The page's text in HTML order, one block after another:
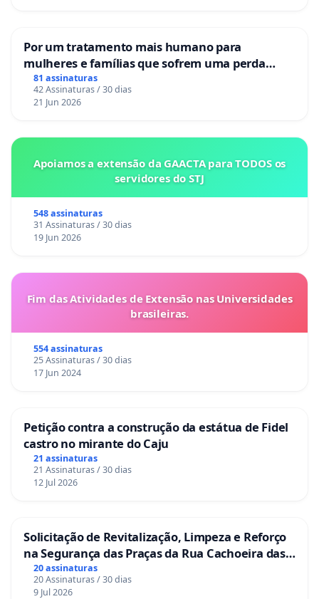
Por um tratamento mais humano para
mulheres e famílias que sofrem uma perda
gestacional nos hospitais portugueses
81 assinaturas
42 Assinaturas / 30 dias
21 Jun 2026
Apoiamos a extensão da GAACTA para TODOS os
servidores do STJ
548 assinaturas
31 Assinaturas / 30 dias
19 Jun 2026
Fim das Atividades de Extensão nas Universidades
brasileiras.
554 assinaturas
25 Assinaturas / 30 dias
17 Jun 2024
Petição contra a construção da estátua de Fidel
castro no mirante do Caju
21 assinaturas
21 Assinaturas / 30 dias
12 Jul 2026
Solicitação de Revitalização, Limpeza e Reforço
na Segurança das Praças da Rua Cachoeira das
Sete Ilhas
20 assinaturas
20 Assinaturas / 30 dias
9 Jul 2026